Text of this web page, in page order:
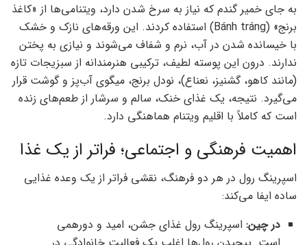
به جای خمیر گندم که نیاز به سرخ شدن دارد، ویتنامی‌ها از «کاغذ
برنج» (Bánh tráng) استفاده کردند. این ورقه‌های نازک و خشک
با خیسانده شدن در آب، نرم و شفاف می‌شوند و نیازی به پختن
ندارند. درون این پوسته لطیف، ترکیبی هنرمندانه از سبزیجات تازه
(مانند کاهو، گشنیز، نعناع)، نودل برنج، میگوی آب‌پز و گوشت قرار
می‌گیرد. نتیجه، یک غذای خنک، سالم و سرشار از طعم‌های زنده
است که کاملاً با اقلیم ویتنام هماهنگی دارد.
اهمیت فرهنگی و اجتماعی؛ فراتر از یک غذا
اسپرینگ رول در هر دو فرهنگ، نقشی فراتر از یک وعده غذایی
ساده ایفا می‌کند:
در چین: اسپرینگ رول غذای جشن، امید و دورهمی